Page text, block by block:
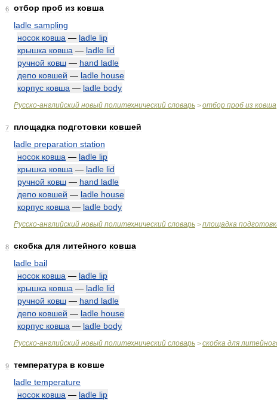
6 отбор проб из ковша
ladle sampling
носок ковша — ladle lip
крышка ковша — ladle lid
ручной ковш — hand ladle
депо ковшей — ladle house
корпус ковша — ladle body
Русско-английский новый политехнический словарь > отбор проб из ковша
7 площадка подготовки ковшей
ladle preparation station
носок ковша — ladle lip
крышка ковша — ladle lid
ручной ковш — hand ladle
депо ковшей — ladle house
корпус ковша — ladle body
Русско-английский новый политехнический словарь > площадка
8 скобка для литейного ковша
ladle bail
носок ковша — ladle lip
крышка ковша — ladle lid
ручной ковш — hand ladle
депо ковшей — ladle house
корпус ковша — ladle body
Русско-английский новый политехнический словарь > скобка для
9 температура в ковше
ladle temperature
носок ковша — ladle lip